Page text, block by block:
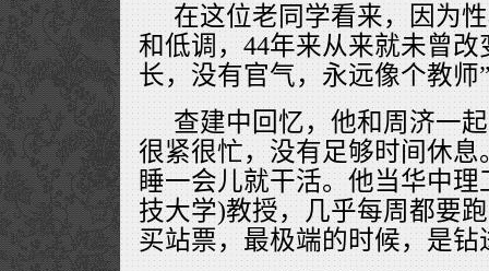
在这位老同学看来，因为
和低调，44年来从来就未曾改
长，没有官气，永远像个教师
查建中回忆，他和周济一
很紧很忙，没有足够时间休
睡一会儿就干活。他当华中
技大学)教授，几乎每周都要
买站票，最极端的时候，是